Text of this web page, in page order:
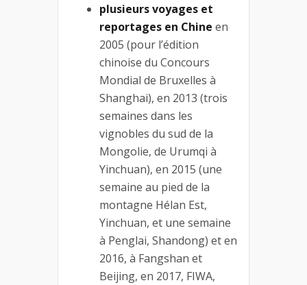
plusieurs voyages et
reportages en Chine en
2005 (pour l’édition
chinoise du Concours
Mondial de Bruxelles à
Shanghai), en 2013 (trois
semaines dans les
vignobles du sud de la
Mongolie, de Urumqi à
Yinchuan), en 2015 (une
semaine au pied de la
montagne Hélan Est,
Yinchuan, et une semaine
à Penglai, Shandong) et en
2016, à Fangshan et
Beijing, en 2017, FIWA,